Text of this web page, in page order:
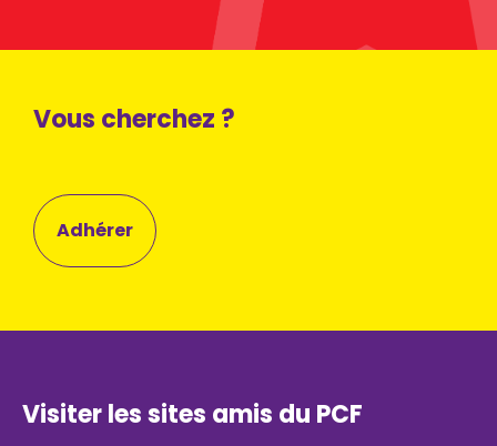
Vous cherchez ?
Adhérer
Visiter les sites amis du PCF